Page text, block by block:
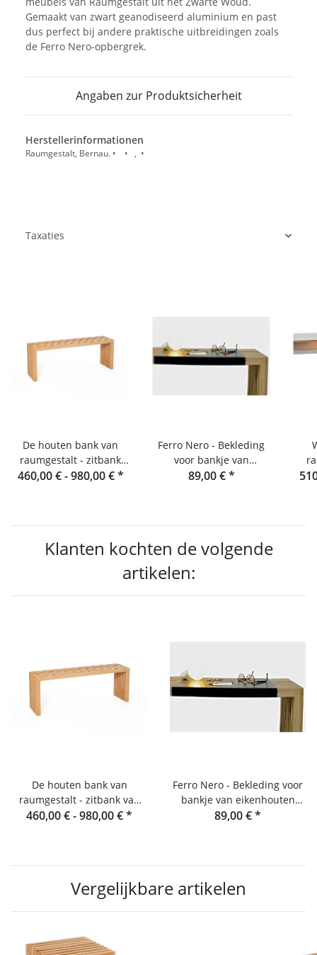
Gemaakt van zwart geanodiseerd aluminium en past
dus perfect bij andere praktische uitbreidingen zoals
de Ferro Nero-opbergrek.
Angaben zur Produktsicherheit
Herstellerinformationen
Raumgestalt, Bernau. • • , •
Taxaties
De houten bank van
raumgestalt - zitbank
van eikenhouten
460,00 € -980,00 €*
Ferro Nero - Bekleding
voor bankje van
eikenhouten lamellen en
89,00 €*
Klanten kochten de volgende
artikelen:
De houten bank van
raumgestalt - zitbank van
eikenhouten lamellen
460,00 € -980,00 €*
Ferro Nero - Bekleding voor
bankje van eikenhouten
lamellen en console
89,00 €*
Vergelijkbare artikelen